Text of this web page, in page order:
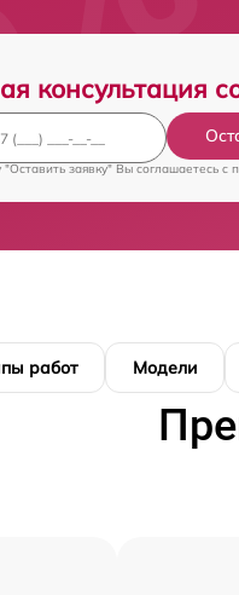
консультация
заявку" Вы соглашаетесь c
работ Модели